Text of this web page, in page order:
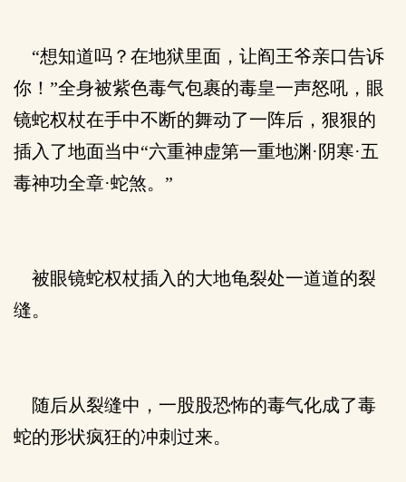
“想知道吗？在地狱里面，让阎王爷亲口告诉
你！”全身被紫色毒气包裹的毒皇一声怒吼，眼
镜蛇权杖在手中不断的舞动了一阵后，狠狠的
插入了地面当中“六重神虚第一重地渊·阴寒·五
毒神功全章·蛇煞。”
被眼镜蛇权杖插入的大地龟裂处一道道的裂
缝。
随后从裂缝中，一股股恐怖的毒气化成了毒
蛇的形状疯狂的冲刺过来。